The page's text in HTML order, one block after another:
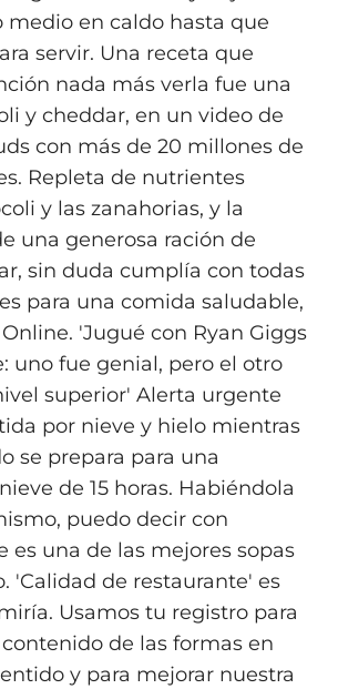
medio en caldo hasta que
servir. Una receta que
nada más verla fue una
y cheddar, en un video de
con más de 20 millones de
Repleta de nutrientes
y las zanahorias, y la
una generosa ración de
sin duda cumplía con todas
para una comida saludable,
'Jugué con Ryan Giggs
uno fue genial, pero el otro
superior' Alerta urgente
por nieve y hielo mientras
se prepara para una
de 15 horas. Habiéndola
puedo decir con
es una de las mejores sopas
'Calidad de restaurante' es
Usamos tu registro para
de las formas en
y para mejorar nuestra